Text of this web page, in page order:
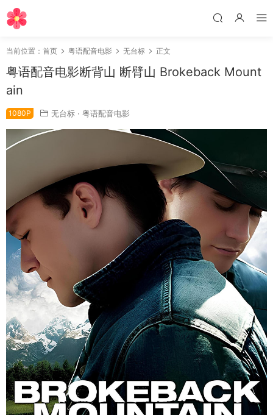
当前位置： 首页 粤语配音电影 无台标 正文
粤语配音电影断背山 断臂山 Brokeback Mount
ain
1080P 无台标 · 粤语配音电影